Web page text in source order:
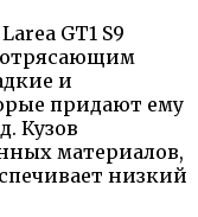
GT1 S9
и
придают ему
Кузов
материалов,
низкий